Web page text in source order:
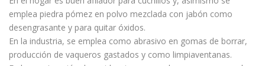
emplea piedra pómez en polvo mezclada con jabón como
desengrasante y para quitar óxidos.
En la industria, se emplea como abrasivo en gomas de borrar,
producción de vaqueros gastados y como limpiaventanas.